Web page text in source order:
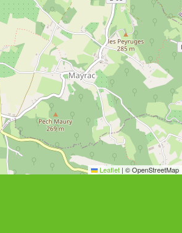
Leaflet | © OpenStreetMap